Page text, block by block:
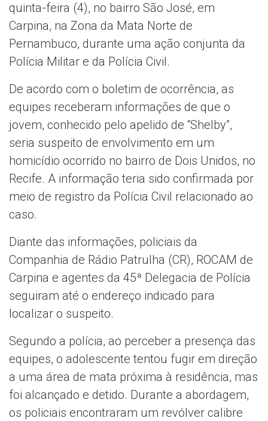
quinta-feira (4), no bairro São José, em
Carpina, na Zona da Mata Norte de
Pernambuco, durante uma ação conjunta da
Polícia Militar e da Polícia Civil.
De acordo com o boletim de ocorrência, as
equipes receberam informações de que o
jovem, conhecido pelo apelido de “Shelby”,
seria suspeito de envolvimento em um
homicídio ocorrido no bairro de Dois Unidos, no
Recife. A informação teria sido confirmada por
meio de registro da Polícia Civil relacionado ao
caso.
Diante das informações, policiais da
Companhia de Rádio Patrulha (CR), ROCAM de
Carpina e agentes da 45ª Delegacia de Polícia
seguiram até o endereço indicado para
localizar o suspeito.
Segundo a polícia, ao perceber a presença das
equipes, o adolescente tentou fugir em direção
a uma área de mata próxima à residência, mas
foi alcançado e detido. Durante a abordagem,
os policiais encontraram um revólver calibre